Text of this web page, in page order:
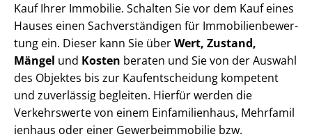
Kauf Ihrer Immobilie. Schalten Sie vor dem Kauf eines
Hauses einen Sach­ver­stän­di­gen für Im­mo­bi­li­en­be­wer­
tung ein. Dieser kann Sie überWert, Zustand,
Mängel und Kosten beraten und Sie von der Auswahl
des Objektes bis zur Kauf­ent­schei­dung kompetent
und zuverlässig begleiten. Hierfür werden die
Verkehrswerte von einem Einfamilienhaus, Mehr­fa­mi­l
i­en­haus oder einer Ge­wer­be­im­mo­bi­lie bzw.